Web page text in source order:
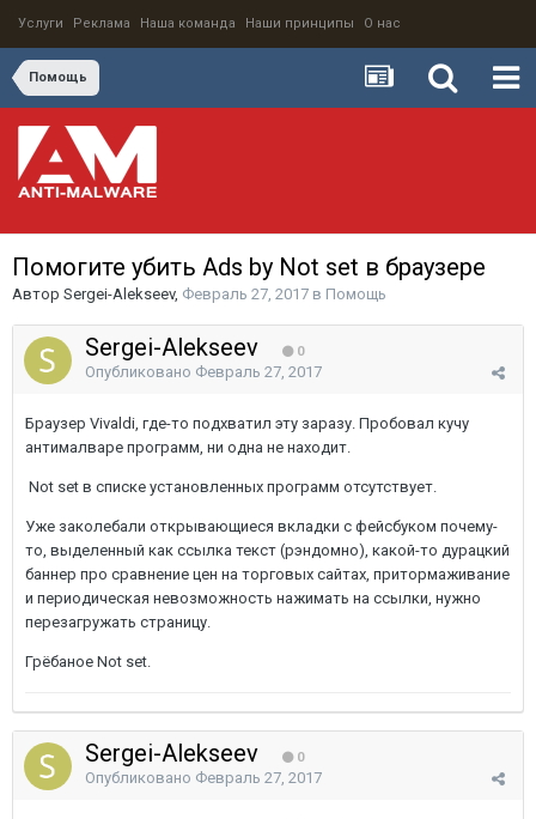
Услуги Реклама Наша команда Наши принципы О нас
Помощь
Помогите убить Ads by Not set в браузере
Автор Sergei-Alekseev, Февраль 27, 2017 в Помощь
Sergei-Alekseev 0
Опубликовано Февраль 27, 2017
Браузер Vivaldi, где-то подхватил эту заразу. Пробовал кучу
антималваре программ, ни одна не находит.
Not set в списке установленных программ отсутствует.
Уже заколебали открывающиеся вкладки с фейсбуком почему-
то, выделенный как ссылка текст (рэндомно), какой-то дурацкий
баннер про сравнение цен на торговых сайтах, притормаживание
и периодическая невозможность нажимать на ссылки, нужно
перезагружать страницу.
Грёбаное Not set.
Sergei-Alekseev 0
Опубликовано Февраль 27, 2017